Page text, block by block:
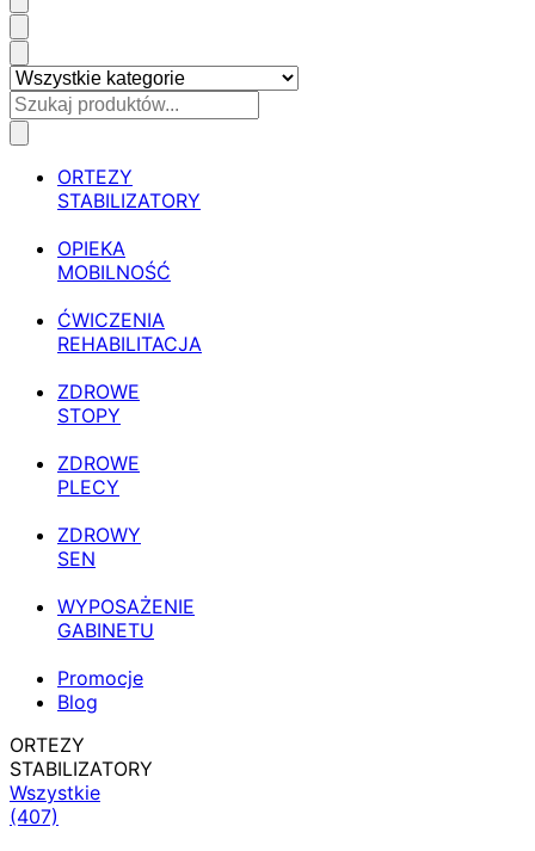
ORTEZY
STABILIZATORY
OPIEKA
MOBILNOŚĆ
ĆWICZENIA
REHABILITACJA
ZDROWE
STOPY
ZDROWE
PLECY
ZDROWY
SEN
WYPOSAŻENIE
GABINETU
Promocje
Blog
ORTEZY
STABILIZATORY
Wszystkie
(407)